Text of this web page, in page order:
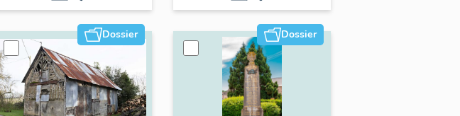
Dossier Dossier